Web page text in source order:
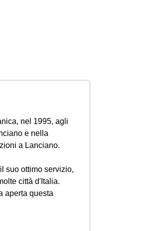
nel 1995, agli
e nella
a Lanciano.
suo ottimo servizio,
città d'Italia.
aperta questa